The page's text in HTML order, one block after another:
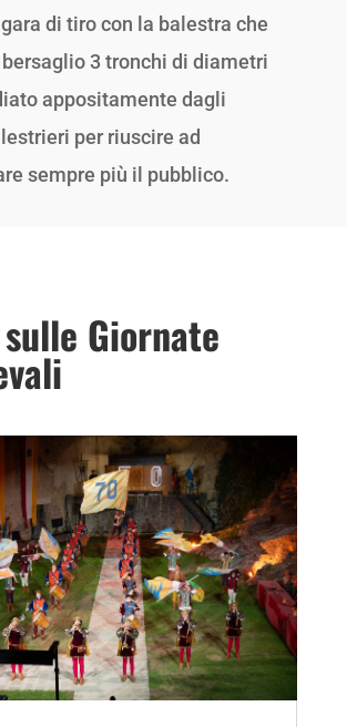
di tiro con la balestra che
3 tronchi di diametri
appositamente dagli
per riuscire ad
sempre più il pubblico.
Giornate